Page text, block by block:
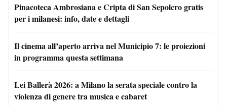
Pinacoteca Ambrosiana e Cripta di San Sepolcro gratis
per i milanesi: info, date e dettagli
Il cinema all’aperto arriva nel Municipio 7: le proiezioni
in programma questa settimana
Lei Ballerà 2026: a Milano la serata speciale contro la
violenza di genere tra musica e cabaret